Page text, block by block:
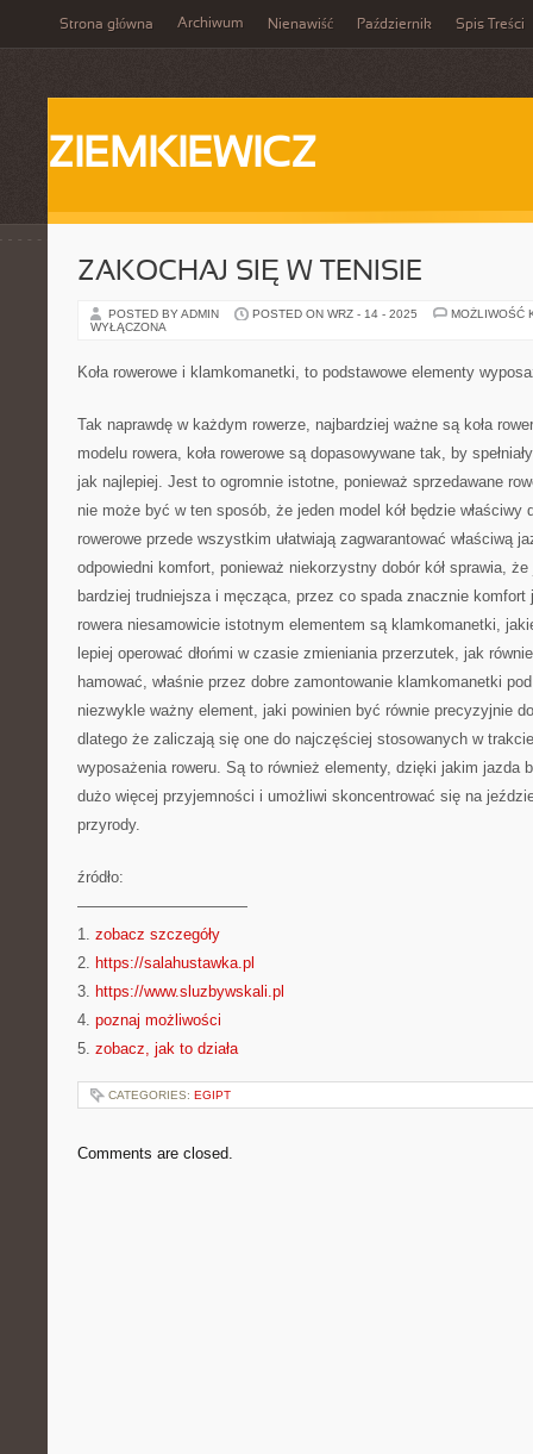
Strona główna Archiwum Nienawiść Październik Spis Treści
ZIEMKIEWICZ
ZAKOCHAJ SIĘ W TENISIE
POSTED BY ADMIN POSTED ON WRZ - 14 - 2025
MOŻLIWOŚĆ
WYŁĄCZONA
Koła rowerowe i klamkomanetki, to podstawowe elementy
Tak naprawdę w każdym rowerze, najbardziej ważne są koła
modelu rowera, koła rowerowe są dopasowywane tak, by
jak najlepiej. Jest to ogromnie istotne, ponieważ sprzedawane
nie może być w ten sposób, że jeden model kół będzie właściwy
rowerowe przede wszystkim ułatwiają zagwarantować właściwą
odpowiedni komfort, ponieważ niekorzystny dobór kół sprawia,
bardziej trudniejsza i męcząca, przez co spada znacznie komfort
rowera niesamowicie istotnym elementem są klamkomanetki,
lepiej operować dłońmi w czasie zmieniania przerzutek, jak
hamować, właśnie przez dobre zamontowanie klamkomanetki
niezwykle ważny element, jaki powinien być równie precyzyjnie
dlatego że zaliczają się one do najczęściej stosowanych w
wyposażenia roweru. Są to również elementy, dzięki jakim jazda
dużo więcej przyjemności i umożliwi skoncentrować się na
przyrody.
źródło:
———————————
1. zobacz szczegóły
2. https://salahustawka.pl
3. https://www.sluzbywskali.pl
4. poznaj możliwości
5. zobacz, jak to działa
CATEGORIES: EGIPT
Comments are closed.